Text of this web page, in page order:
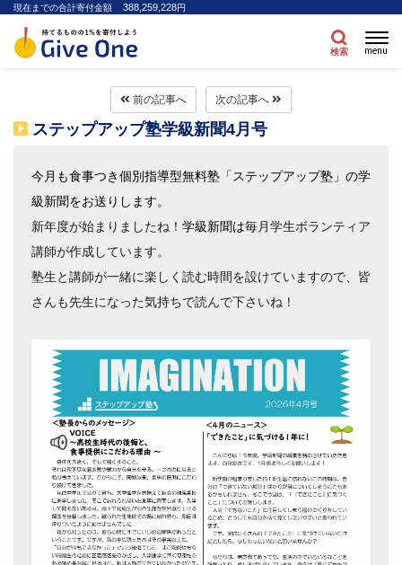
現在までの合計寄付金額 388,259,228円
検索 menu
前の記事へ 次の記事へ
ステップアップ塾学級新聞4月号
今月も食事つき個別指導型無料塾「ステップアップ塾」の学
級新聞をお送りします。
新年度が始まりましたね！ 学級新聞は毎月学生ボランティア
講師が作成しています。
塾生と講師が一緒に楽しく読む時間を設けていますので、皆
さんも先生になった気持ちで読んで下さいね！